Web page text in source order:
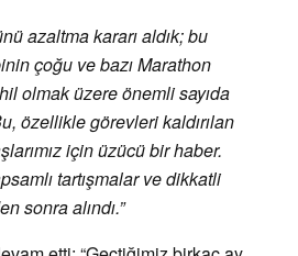
azaltma kararı aldık; bu
çoğu ve bazıMarathon
olmak üzere önemli sayıda
özellikle görevleri kaldırılan
için üzücü bir haber.
tartışmalar ve dikkatli
sonra alındı.”